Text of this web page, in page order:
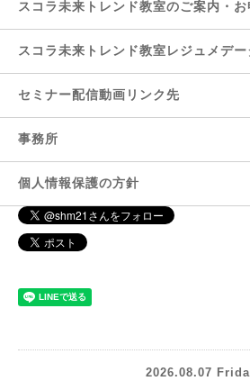
スコラ未来トレンド教室のご案内・お
スコラ未来トレンド教室レジュメデー
セミナー配信動画リンク先
事務所
個人情報保護の方針
2026.08.07